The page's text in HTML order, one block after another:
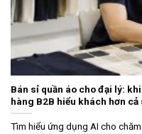
Bán sỉ quần áo cho đại lý:
hàng B2B hiểu khách hơn cả
Tìm hiểu ứng dụng AI cho